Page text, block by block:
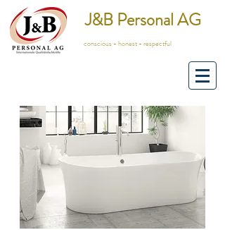
J&B Personal AG
conscious - honest - respectful